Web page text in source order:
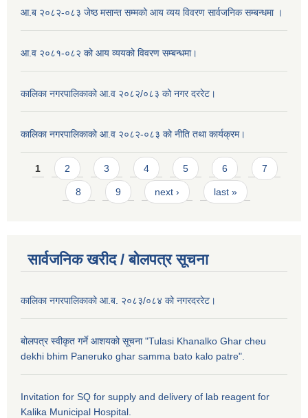
आ.ब २०८२-०८३ जेष्ठ मसान्त सम्मको आय व्यय विवरण सार्वजनिक सम्बन्धमा ।
आ.व २०८१-०८२ को आय व्ययको विवरण सम्बन्धमा।
कालिका नगरपालिकाको आ.व २०८२/०८३ को नगर दररेट।
कालिका नगरपालिकाको आ.व २०८२-०८३ को नीति तथा कार्यक्रम।
Pages
1 2 3 4 5 6 7
8 9 next › last »
सार्वजनिक खरीद / बाेलपत्र सूचना
कालिका नगरपालिकाको आ.ब. २०८३/०८४ को नगरदररेट।
बोलपत्र स्वीकृत गर्ने आशयको सूचना "Tulasi Khanalko Ghar cheu
dekhi bhim Paneruko ghar samma bato kalo patre".
Invitation for SQ for supply and delivery of lab reagent for
Kalika Municipal Hospital.